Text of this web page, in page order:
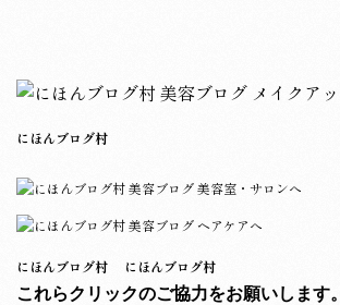
にほんブログ村
にほんブログ村
にほんブログ村
これらクリックのご協力をお願いします。